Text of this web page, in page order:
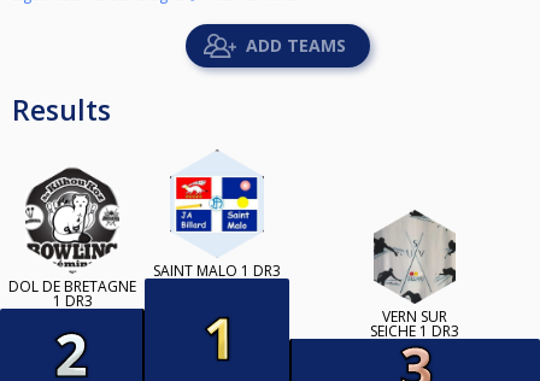
ADD TEAMS
Results
DOL DE BRETAGNE
1 DR3
SAINT MALO 1 DR3
VERN SUR
SEICHE 1 DR3